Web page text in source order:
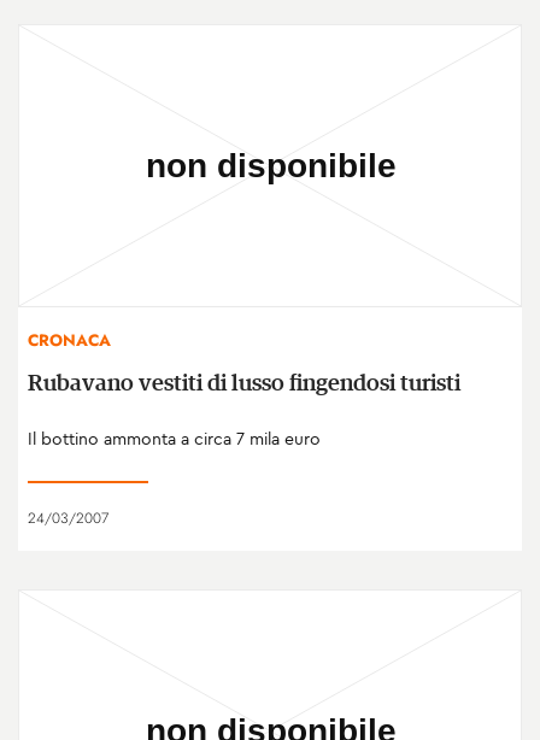
CRONACA
Rubavano vestiti di lusso fingendosi turisti
Il bottino ammonta a circa 7 mila euro
24/03/2007